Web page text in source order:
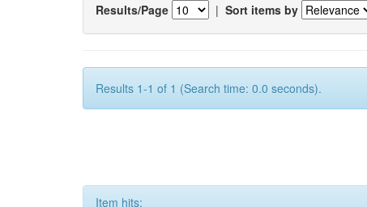
Results/Page | Sort items by
Results 1-1 of 1 (Search time: 0.0 seconds).
Item hits: